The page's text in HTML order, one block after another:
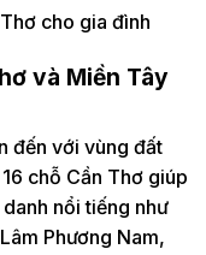
và Miền Tây
đến với vùng đất
chỗ Cần Thơ giúp
nổi tiếng như
Phương Nam,